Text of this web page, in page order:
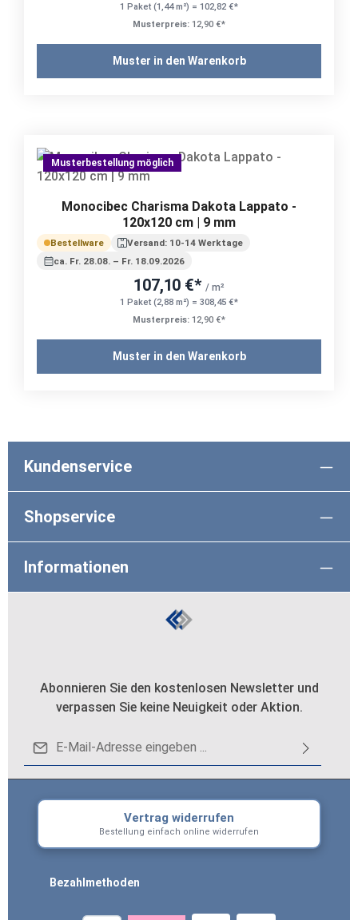
1 Paket (1,44 m²) = 102,82 €*
Musterpreis: 12,90 €*
Muster in den Warenkorb
Musterbestellung möglich
Monocibec Charisma Dakota Lappato -
120x120 cm | 9 mm
Bestellware
Versand: 10-14 Werktage
ca. Fr. 28.08. – Fr. 18.09.2026
107,10 €* / m²
1 Paket (2,88 m²) = 308,45 €*
Musterpreis: 12,90 €*
Muster in den Warenkorb
Kundenservice
Shopservice
Informationen
Abonnieren Sie den kostenlosen Newsletter und
verpassen Sie keine Neuigkeit oder Aktion.
Datenschutz
Ich habe die
Kenntnis genommen und die AGBgelesen und
bin mit ihnen einverstanden.*
Loading...
Um weiterzugehen, geben Sie die oben
abgebildeten Zeichen ein*
Vertrag widerrufen
Bestellung einfach online widerrufen
Bezahlmethoden